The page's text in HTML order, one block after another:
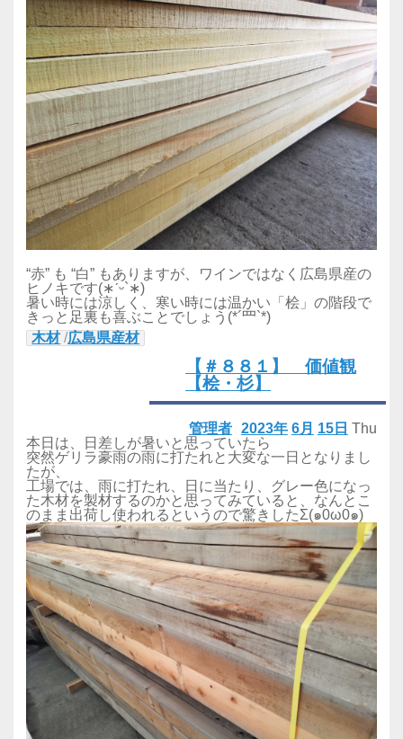
“赤” も “白” もありますが、ワインではなく広島県産の
ヒノキです(∗ˊᵕ`∗)
暑い時には涼しく、寒い時には温かい「桧」の階段で
きっと足裏も喜ぶことでしょう(*´罒`*)
木材/広島県産材
【＃８８１】 価値観
【桧・杉】
2023年 6月 15日 Thu
管理者
本日は、日差しが暑いと思っていたら
突然ゲリラ豪雨の雨に打たれと大変な一日となりまし
たが、
工場では、雨に打たれ、日に当たり、グレー色になっ
た木材を製材するのかと思ってみていると、なんとこ
のまま出荷し使われるというので驚きしたΣ(๑0ω0๑)